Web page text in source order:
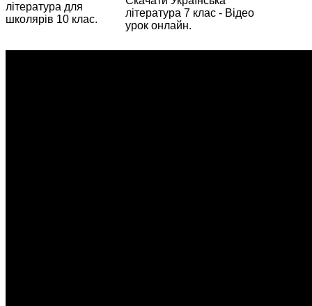
література 7 клас - Відео
урок онлайн.
література для
школярів 10 клас.